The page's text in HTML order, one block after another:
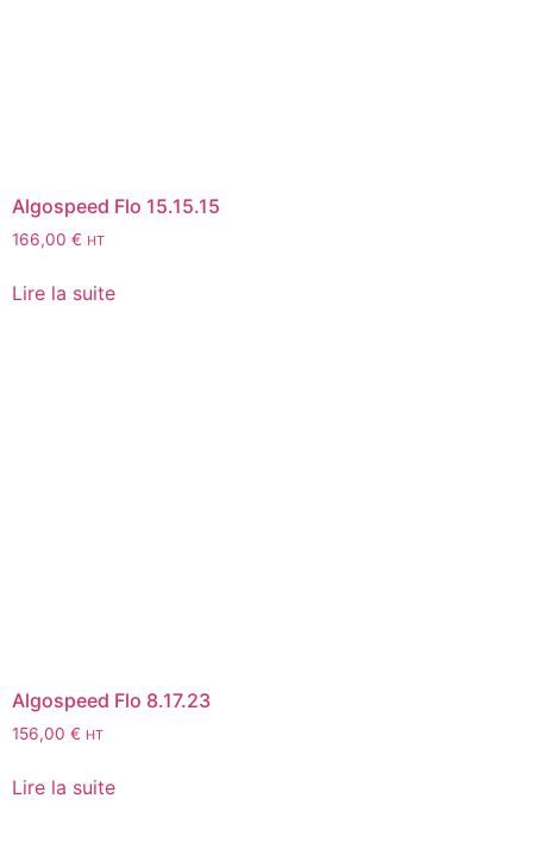
Algospeed Flo 15.15.15
166,00 € HT
Lire la suite
Algospeed Flo 8.17.23
156,00 € HT
Lire la suite